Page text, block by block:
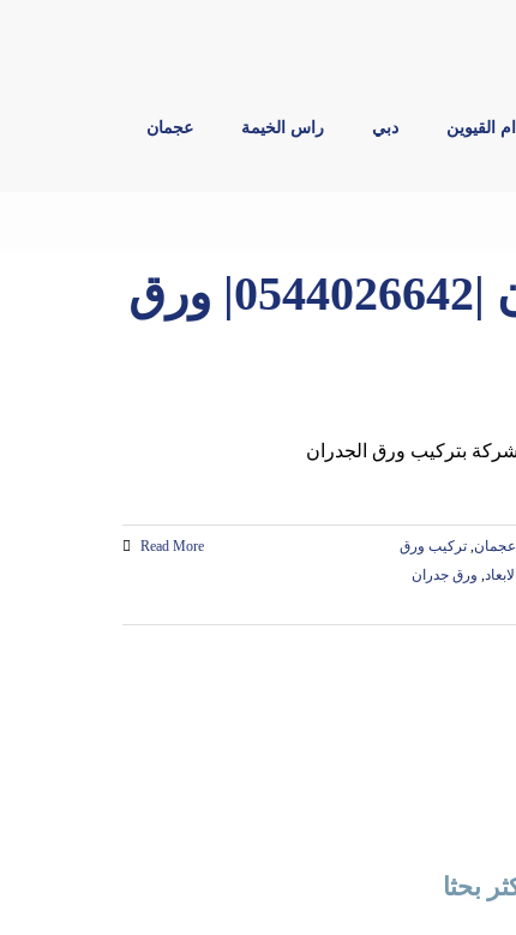
ام القيوين دبي راس الخيمة عجمان
تركيب ورق جدران في عجمان |0544026642| ورق
, تركيب ورق
, ورق جدران
Read More
بحثا